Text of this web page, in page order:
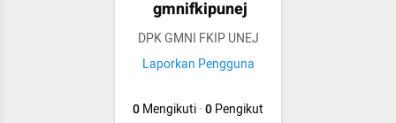
gmnifkipunej
DPK GMNI FKIP UNEJ
Laporkan Pengguna
0Mengikuti·0Pengikut